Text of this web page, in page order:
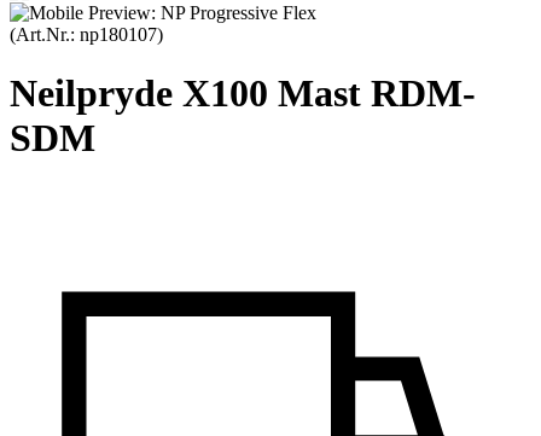
(Art.Nr.: np180107)
Neilpryde X100 Mast RDM-
SDM